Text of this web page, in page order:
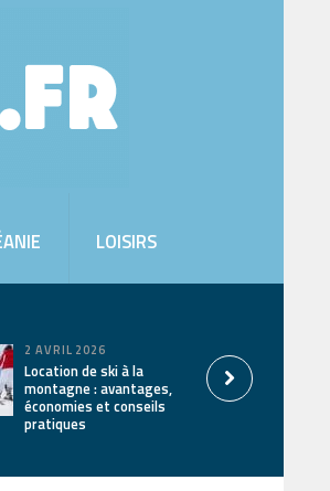
LOISIRS
2 AVRIL 2026
Location de ski à la
montagne : avantages,
économies et conseils
pratiques